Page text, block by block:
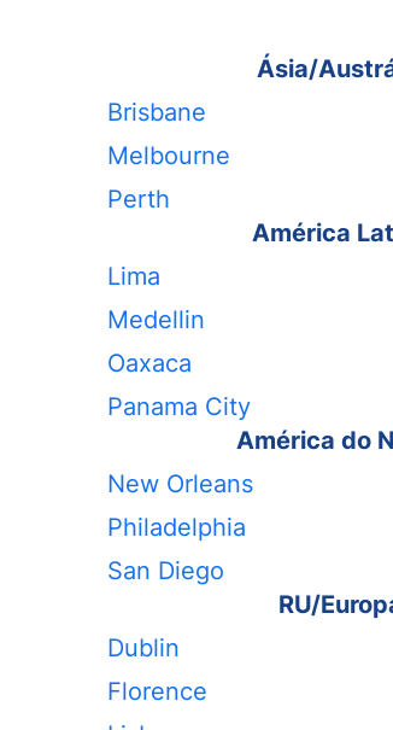
Ásia/
Brisbane
Melbourne
Perth
América
Lima
Medellin
Oaxaca
Panama City
América do
New Orleans
Philadelphia
San Diego
RU/
Dublin
Florence